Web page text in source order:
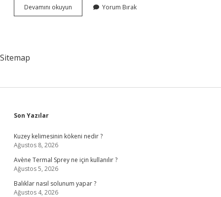
Devamını okuyun Bireysel
Emeklilik
Yorum Bırak
Sitemap
Sidebar
Son Yazılar
Kuzey kelimesinin kökeni nedir ?
Ağustos 8, 2026
Avène Termal Sprey ne için kullanılır ?
Ağustos 5, 2026
Balıklar nasıl solunum yapar ?
Ağustos 4, 2026